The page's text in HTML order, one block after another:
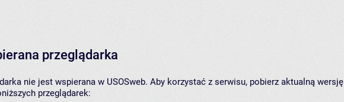
przeglądarka
nie jest wspierana w USOSweb. Aby korzystać z serwisu, pobierz aktualną wersję
przeglądarek: